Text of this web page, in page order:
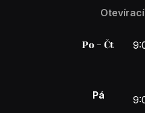
Po - Čt
Pá